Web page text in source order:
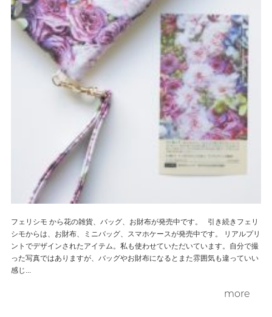
フェリシモ から花の雑貨、バッグ、お財布が発売中です。 引き続きフェリ
シモからは、お財布、ミニバッグ、スマホケースが発売中です。 リアルプリ
ントでデザインされたアイテム。私も使わせていただいています。自分で撮
った写真ではありますが、バッグやお財布になるとまた雰囲気も違っていい
感じ...
more